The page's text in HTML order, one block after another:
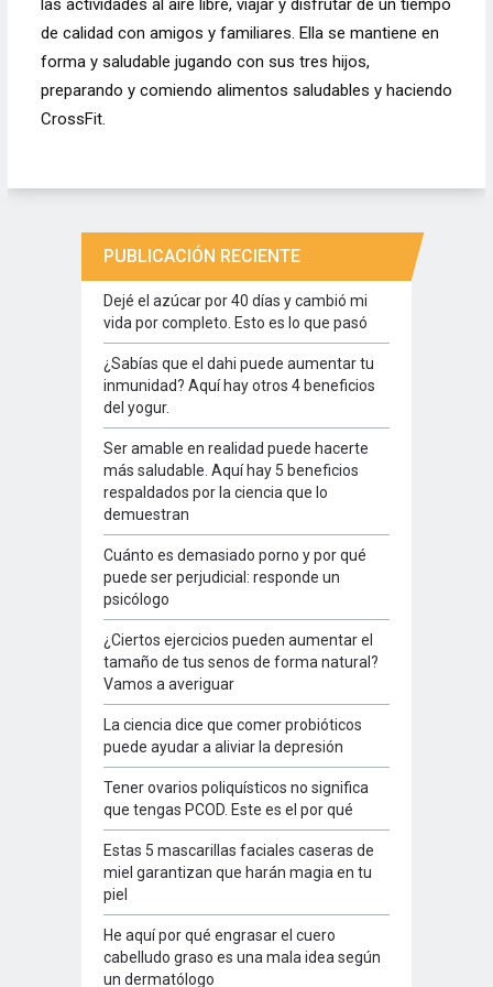
las actividades al aire libre, viajar y disfrutar de un tiempo
de calidad con amigos y familiares. Ella se mantiene en
forma y saludable jugando con sus tres hijos,
preparando y comiendo alimentos saludables y haciendo
CrossFit.
PUBLICACIÓN RECIENTE
Dejé el azúcar por 40 días y cambió mi
vida por completo. Esto es lo que pasó
¿Sabías que el dahi puede aumentar tu
inmunidad? Aquí hay otros 4 beneficios
del yogur.
Ser amable en realidad puede hacerte
más saludable. Aquí hay 5 beneficios
respaldados por la ciencia que lo
demuestran
Cuánto es demasiado porno y por qué
puede ser perjudicial: responde un
psicólogo
¿Ciertos ejercicios pueden aumentar el
tamaño de tus senos de forma natural?
Vamos a averiguar
La ciencia dice que comer probióticos
puede ayudar a aliviar la depresión
Tener ovarios poliquísticos no significa
que tengas PCOD. Este es el por qué
Estas 5 mascarillas faciales caseras de
miel garantizan que harán magia en tu
piel
He aquí por qué engrasar el cuero
cabelludo graso es una mala idea según
un dermatólogo